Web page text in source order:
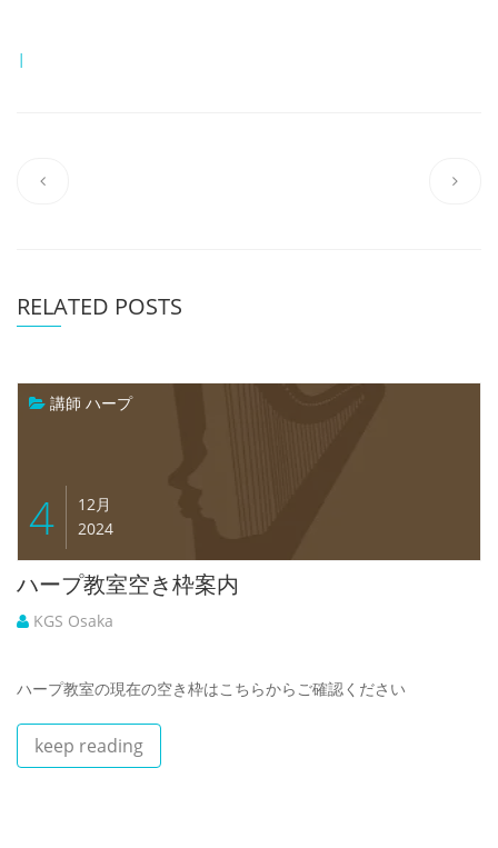
|
RELATED POSTS
講師 ハープ
4
12月
2024
ハープ教室空き枠案内
KGS Osaka
ハープ教室の現在の空き枠はこちらからご確認ください
keep reading